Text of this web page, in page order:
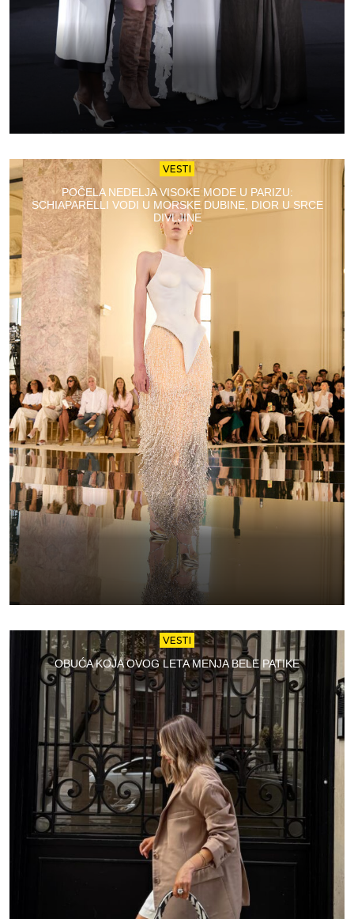
VESTI
POČELA NEDELJA VISOKE MODE U PARIZU:
SCHIAPARELLI VODI U MORSKE DUBINE, DIOR U SRCE
DIVLJINE
VESTI
OBUĆA KOJA OVOG LETA MENJA BELE PATIKE